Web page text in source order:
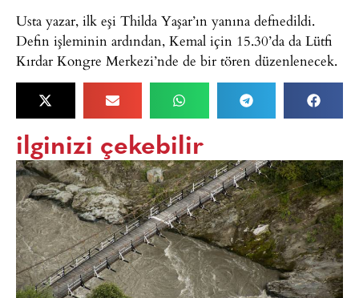
Usta yazar, ilk eşi Thilda Yaşar’ın yanına defnedildi.
Defin işleminin ardından, Kemal için 15.30’da da Lütfi
Kırdar Kongre Merkezi’nde de bir tören düzenlenecek.
ilginizi çekebilir